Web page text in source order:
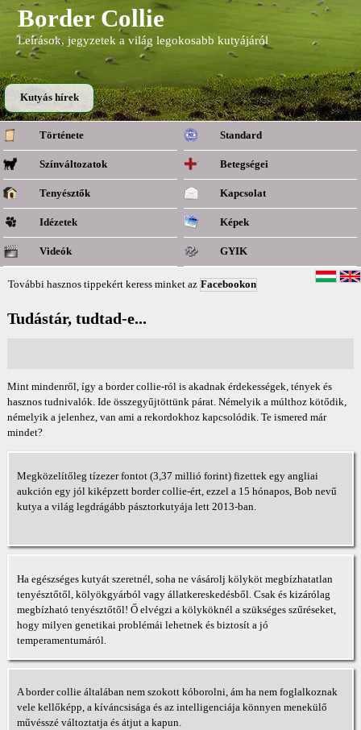
Border Collie
Leírások, jegyzetek a világ legokosabb kutyájáról
Kutyás hírek
Története Standard
Színváltozatok Betegségei
Tenyésztők Kapcsolat
Idézetek Képek
Videók GYIK
További hasznos tippekért keress minket az Facebookon
Tudástár, tudtad-e...
Mint mindenről, így a border collie-ról is akadnak érdekességek, tények és
hasznos tudnivalók. Ide összegyűjtöttünk párat. Némelyik a múlthoz kötődik,
némelyik a jelenhez, van ami a rekordokhoz kapcsolódik. Te ismered már
mindet?
Megközelítőleg tízezer fontot (3,37 millió forint) fizettek egy angliai
aukción egy jól kiképzett border collie-ért, ezzel a 15 hónapos, Bob nevű
kutya a világ legdrágább pásztorkutyája lett 2013-ban.
Ha egészséges kutyát szeretnél, soha ne vásárolj kölyköt megbízhatatlan
tenyésztőtől, kölyökgyárból vagy állatkereskedésből. Csak és kizárólag
megbízható tenyésztőtől! Ő elvégzi a kölyköknél a szükséges szűréseket,
hogy milyen genetikai problémái lehetnek és biztosít a jó
temperamentumáról.
A border collie általában nem szokott kóborolni, ám ha nem foglalkoznak
vele kellőképp, a kíváncsisága és az intelligenciája könnyen menekülő
művésszé változtatja és átjut a kapun.